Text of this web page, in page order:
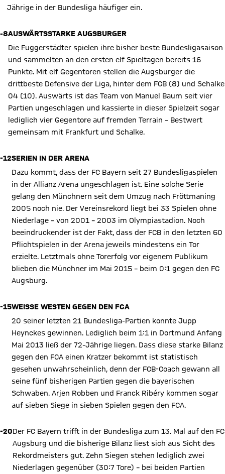
Jährige in der Bundesliga häufiger ein.
-8AUSWÄRTSSTARKE AUGSBURGER
Die Fuggerstädter spielen ihre bisher beste Bundesligasaison
und sammelten an den ersten elf Spieltagen bereits 16
Punkte. Mit elf Gegentoren stellen die Augsburger die
drittbeste Defensive der Liga, hinter dem FCB (8) und Schalke
04 (10). Auswärts ist das Team von Manuel Baum seit vier
Partien ungeschlagen und kassierte in dieser Spielzeit sogar
lediglich vier Gegentore auf fremden Terrain – Bestwert
gemeinsam mit Frankfurt und Schalke.
-12SERIEN IN DER ARENA
Dazu kommt, dass der FC Bayern seit 27 Bundesligaspielen
in der Allianz Arena ungeschlagen ist. Eine solche Serie
gelang den Münchnern seit dem Umzug nach Fröttmaning
2005 noch nie. Der Vereinsrekord liegt bei 33 Spielen ohne
Niederlage – von 2001 – 2003 im Olympiastadion. Noch
beeindruckender ist der Fakt, dass der FCB in den letzten 60
Pflichtspielen in der Arena jeweils mindestens ein Tor
erzielte. Letztmals ohne Torerfolg vor eigenem Publikum
blieben die Münchner im Mai 2015 – beim 0:1 gegen den FC
Augsburg.
-15WEISSE WESTEN GEGEN DEN FCA
20 seiner letzten 21 Bundesliga-Partien konnte Jupp
Heynckes gewinnen. Lediglich beim 1:1 in Dortmund Anfang
Mai 2013 ließ der 72-Jährige liegen. Dass diese starke Bilanz
gegen den FCA einen Kratzer bekommt ist statistisch
gesehen unwahrscheinlich, denn der FCB-Coach gewann all
seine fünf bisherigen Partien gegen die bayerischen
Schwaben. Arjen Robben und Franck Ribéry kommen sogar
auf sieben Siege in sieben Spielen gegen den FCA.
-20Der FC Bayern trifft in der Bundesliga zum 13. Mal auf den FC
Augsburg und die bisherige Bilanz liest sich aus Sicht des
Rekordmeisters gut. Zehn Siegen stehen lediglich zwei
Niederlagen gegenüber (30:7 Tore) – bei beiden Partien